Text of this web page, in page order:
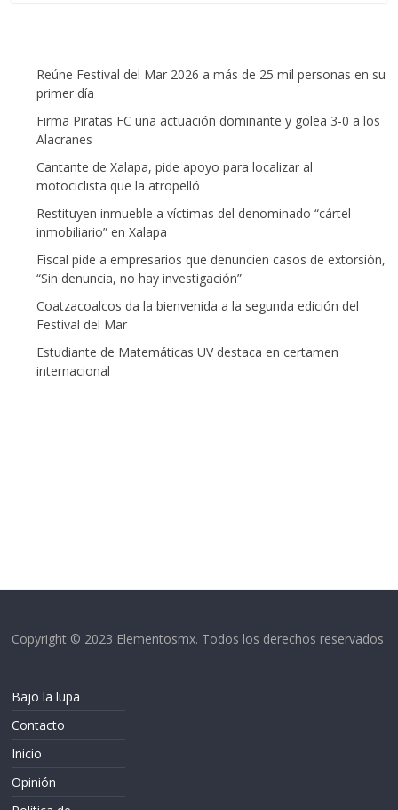
Reúne Festival del Mar 2026 a más de 25 mil personas en su
primer día
Firma Piratas FC una actuación dominante y golea 3-0 a los
Alacranes
Cantante de Xalapa, pide apoyo para localizar al
motociclista que la atropelló
Restituyen inmueble a víctimas del denominado “cártel
inmobiliario” en Xalapa
Fiscal pide a empresarios que denuncien casos de extorsión,
“Sin denuncia, no hay investigación”
Coatzacoalcos da la bienvenida a la segunda edición del
Festival del Mar
Estudiante de Matemáticas UV destaca en certamen
internacional
Copyright © 2023 Elementosmx. Todos los derechos reservados
Bajo la lupa
Contacto
Inicio
Opinión